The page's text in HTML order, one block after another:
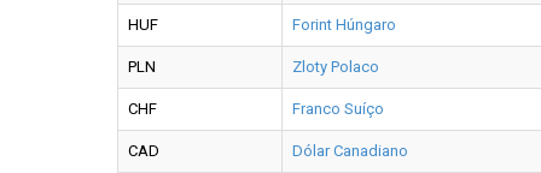
HUF Forint Húngaro
PLN Zloty Polaco
CHF Franco Suíço
CAD Dólar Canadiano